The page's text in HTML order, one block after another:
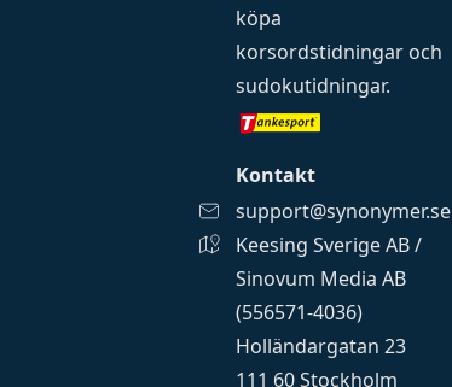
köpa
korsordstidningar och
sudokutidningar.
Kontakt
support@synonymer.se
Keesing Sverige AB /
Sinovum Media AB
(556571-4036)
Holländargatan 23
111 60 Stockholm